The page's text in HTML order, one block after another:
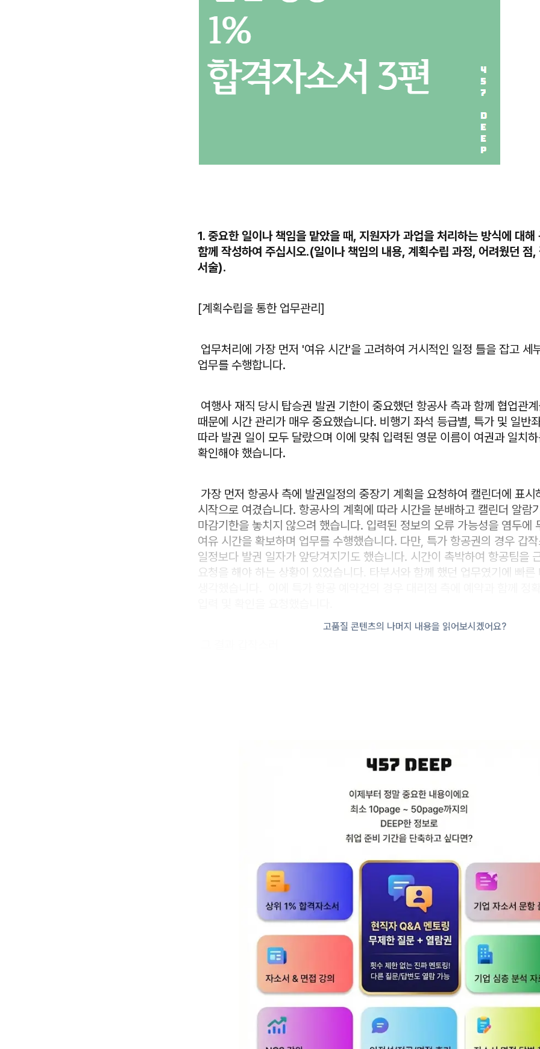
1. 중요한 일이나 책임을 맡았을 때, 지원자가 과업을 처리하는 방식에 대해
함께 작성하여 주십시오.(일이나 책임의 내용, 계획수립 과정, 어려웠던 점
서술).
[계획수립을 통한 업무관리]
업무처리에 가장 먼저 '여유 시간'을 고려하여 거시적인 일정 틀을 잡고 세
업무를 수행합니다.
여행사 재직 당시 탑승권 발권 기한이 중요했던 항공사 측과 함께 협업관계
때문에 시간 관리가 매우 중요했습니다. 비행기 좌석 등급별, 특가 및 일반
따라 발권 일이 모두 달랐으며 이에 맞춰 입력된 영문 이름이 여권과 일치하
확인해야 했습니다.
가장 먼저 항공사 측에 발권일정의 중장기 계획을 요청하여 캘린더에 표시
시작으로 여겼습니다. 항공사의 계획에 따라 시간을 분배하고 캘린더 알람
마감기한을 놓치지 않으려 했습니다. 입력된 정보의 오류 가능성을 염두에
여유 시간을 확보하며 업무를 수행했습니다. 다만, 특가 항공권의 경우 갑
일정보다 발권 일자가 앞당겨지기도 했습니다. 시간이 촉박하여 항공팀을
요청을 해야 하는 상황이 있었습니다. 타부서와 함께 했던 업무였기에 빠른
고품질 콘텐츠의 나머지 내용을 읽어보시겠어요?